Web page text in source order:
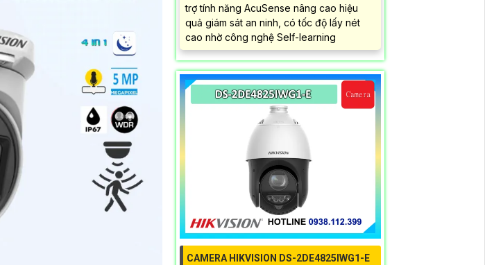
trợ tính năng AcuSense nâng cao hiệu
quả giám sát an ninh, có tốc độ lấy nét
cao nhờ công nghệ Self-learning
CAMERA HIKVISION DS-2DE4825IWG1-E